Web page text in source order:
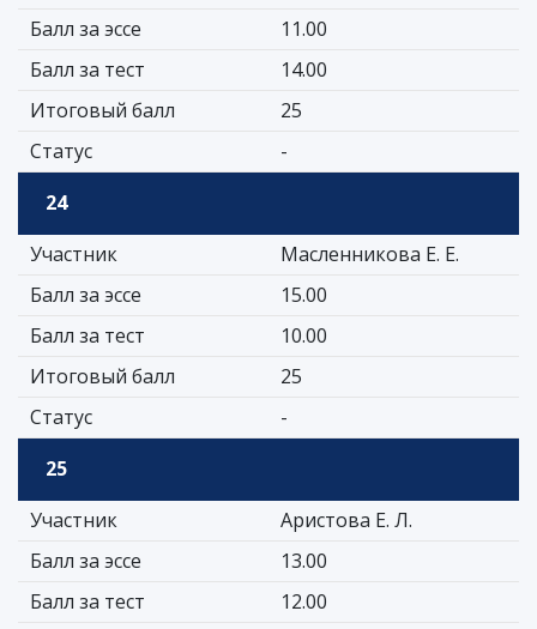
Балл за эссе
11.00
Балл за тест
14.00
Итоговый балл
25
Статус
-
24
Участник
Масленникова Е. Е.
Балл за эссе
15.00
Балл за тест
10.00
Итоговый балл
25
Статус
-
25
Участник
Аристова Е. Л.
Балл за эссе
13.00
Балл за тест
12.00